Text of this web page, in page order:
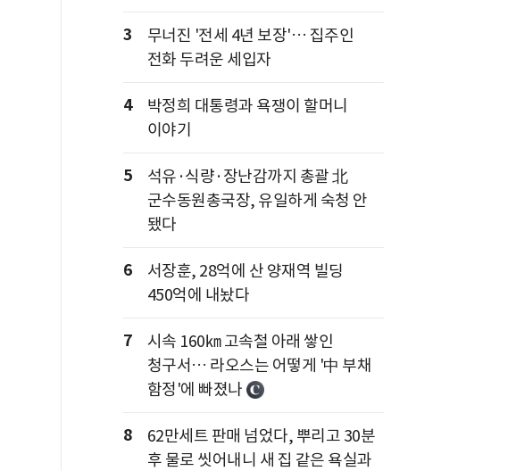
3
무너진 '전세 4년 보장'… 집주인
전화 두려운 세입자
4
박정희 대통령과 욕쟁이 할머니
이야기
5
석유·식량·장난감까지 총괄 北
군수동원총국장, 유일하게 숙청 안
됐다
6
서장훈, 28억에 산 양재역 빌딩
450억에 내놨다
7
시속 160㎞ 고속철 아래 쌓인
청구서… 라오스는 어떻게 '中 부채
함정'에 빠졌나
8
62만세트 판매 넘었다, 뿌리고 30분
후 물로 씻어내니 새 집 같은 욕실과